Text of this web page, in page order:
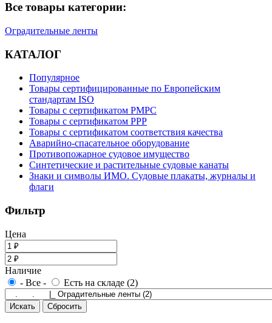
Все товары категории:
Оградительные ленты
КАТАЛОГ
Популярное
Товары сертифицированные по Европейским
стандартам ISO
Товары с сертификатом РМРС
Товары с сертификатом РРР
Товары с сертификатом соответствия качества
Аварийно-спасательное оборудование
Противопожарное судовое имущество
Синтетические и растительные судовые канаты
Знаки и символы ИМО. Судовые плакаты, журналы и
флаги
Фильтр
Цена
Наличие
- Все -
Есть на складе (2)